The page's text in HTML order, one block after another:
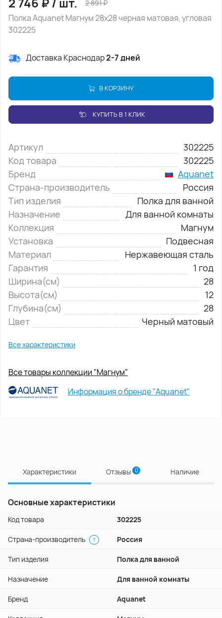
2 891₽
Полка Aquanet Магнум 28x28 черная матовая, угловая
302225
Доставка Краснодар2-7 дней
В КОРЗИНУ
КУПИТЬ В 1 КЛИК
Артикул
302225
Код товара
302225
Бренд
Aquanet
Страна-производитель
Россия
Тип изделия
Полка для ванной
Назначение
Для ванной комнаты
Коллекция
Магнум
Установка
Подвесная
Материал
Нержавеющая сталь
Гарантия
1 год
Ширина(см)
28
Высота(см)
12
Глубина(см)
28
Цвет
Черный матовый
Все характеристики
Все товары коллекции "Магнум"
Информация о бренде "Aquanet"
Характеристики Отзывы 0 Наличие
Основные характеристики
Код товара 302225
Страна-производитель ? Россия
Тип изделия Полка для ванной
Назначение Для ванной комнаты
Бренд Aquanet